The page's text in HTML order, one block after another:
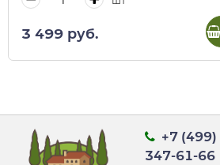
3 499 руб.
+7 (499)
347-61-66